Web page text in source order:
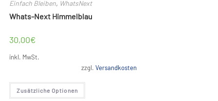
Einfach Bleiben, WhatsNext
Whats-Next Himmelblau
30,00€
inkl. MwSt.
zzgl. Versandkosten
Zusätzliche Optionen
Dieses
weist